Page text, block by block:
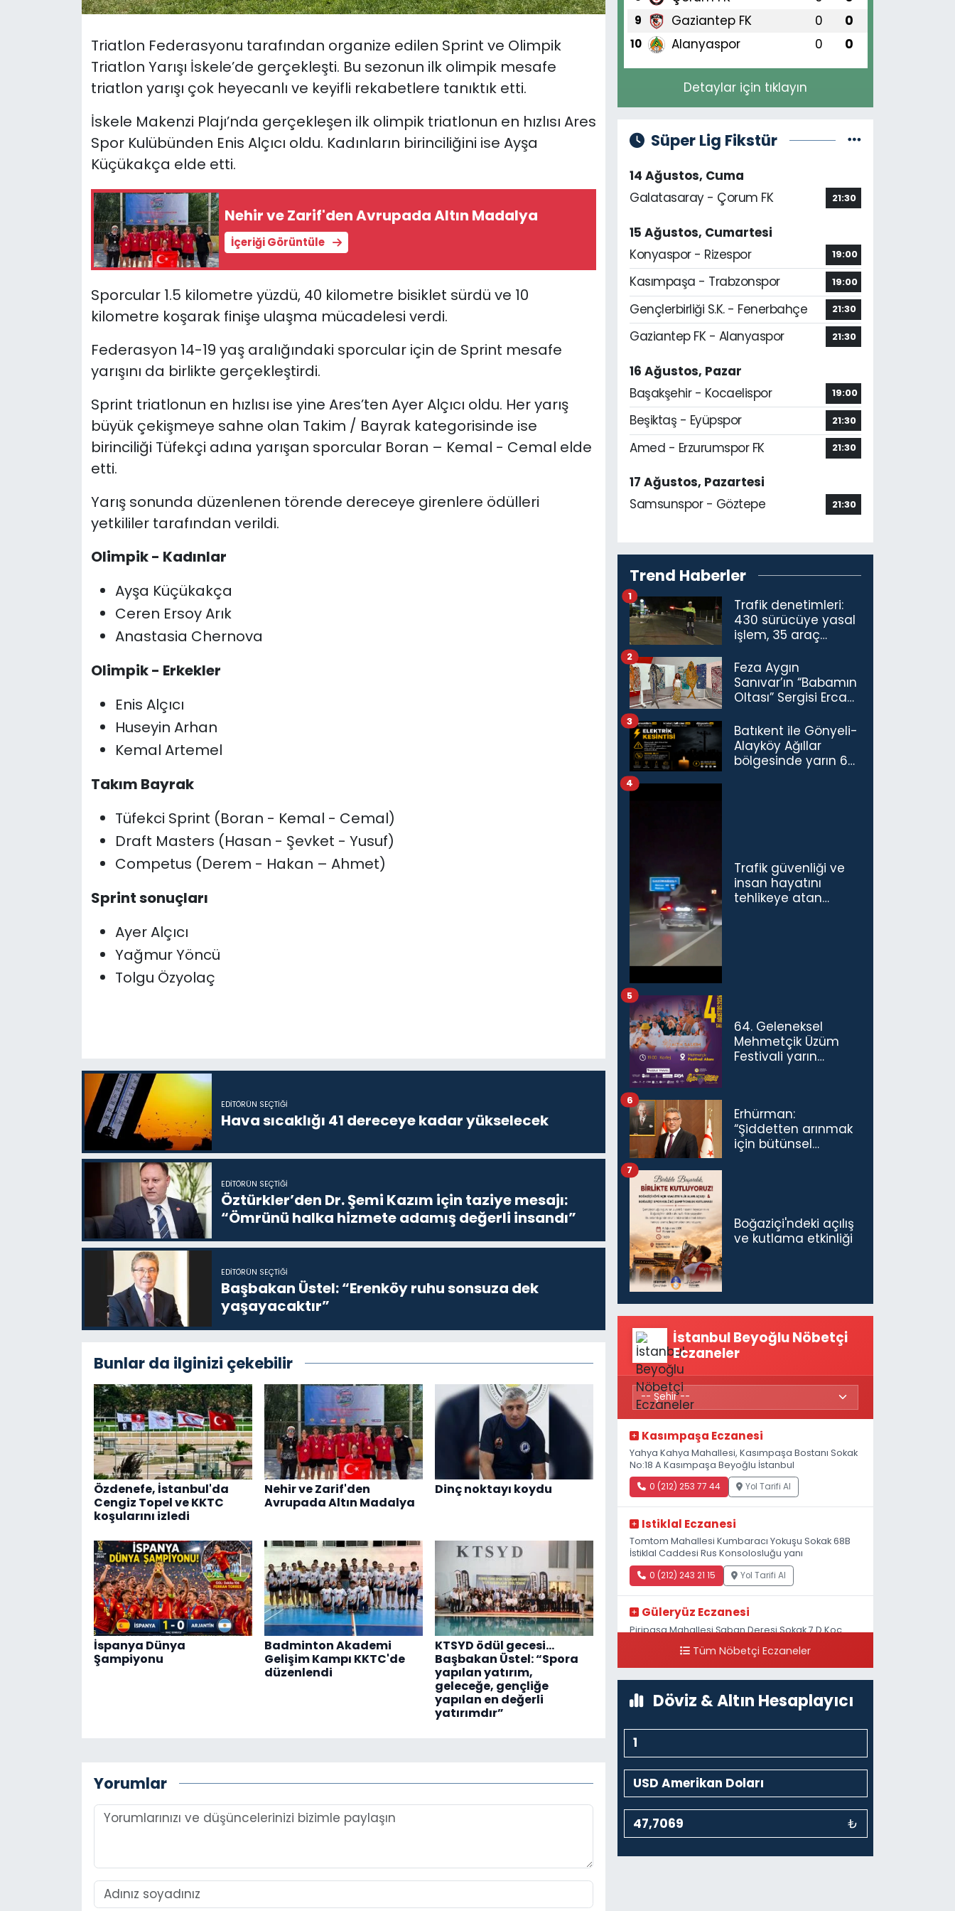
Triatlon Federasyonu tarafından organize edilen Sprint ve Olimpik
Triatlon Yarışı İskele’de gerçekleşti. Bu sezonun ilk olimpik mesafe
triatlon yarışı çok heyecanlı ve keyifli rekabetlere tanıktık etti.
İskele Makenzi Plajı’nda gerçekleşen ilk olimpik triatlonun en hızlısı Ares
Spor Kulübünden Enis Alçıcı oldu. Kadınların birinciliğini ise Ayşa
Küçükakça elde etti.
Nehir ve Zarif'den Avrupada Altın Madalya
İçeriği Görüntüle
Sporcular 1.5 kilometre yüzdü, 40 kilometre bisiklet sürdü ve 10
kilometre koşarak finişe ulaşma mücadelesi verdi.
Federasyon 14-19 yaş aralığındaki sporcular için de Sprint mesafe
yarışını da birlikte gerçekleştirdi.
Sprint triatlonun en hızlısı ise yine Ares’ten Ayer Alçıcı oldu. Her yarış
büyük çekişmeye sahne olan Takim / Bayrak kategorisinde ise
birinciliği Tüfekçi adına yarışan sporcular Boran – Kemal - Cemal elde
etti.
Yarış sonunda düzenlenen törende dereceye girenlere ödülleri
yetkililer tarafından verildi.
Olimpik - Kadınlar
Ayşa Küçükakça
Ceren Ersoy Arık
Anastasia Chernova
Olimpik - Erkekler
Enis Alçıcı
Huseyin Arhan
Kemal Artemel
Takım Bayrak
Tüfekci Sprint (Boran - Kemal - Cemal)
Draft Masters (Hasan - Şevket - Yusuf)
Competus (Derem - Hakan – Ahmet)
Sprint sonuçları
Ayer Alçıcı
Yağmur Yöncü
Tolgu Özyolaç
EDITÖRÜN SEÇTIĞI
Hava sıcaklığı 41 dereceye kadar yükselecek
EDITÖRÜN SEÇTIĞI
Öztürkler’den Dr. Şemi Kazım için taziye mesajı:
“Ömrünü halka hizmete adamış değerli insandı”
EDITÖRÜN SEÇTIĞI
Başbakan Üstel: “Erenköy ruhu sonsuza dek
yaşayacaktır”
Bunlar da ilginizi çekebilir
Özdenefe, İstanbul'da
Cengiz Topel ve KKTC
koşularını izledi
Nehir ve Zarif'den
Avrupada Altın Madalya
Dinç noktayı koydu
İspanya Dünya
Şampiyonu
Badminton Akademi
Gelişim Kampı KKTC'de
düzenlendi
KTSYD ödül gecesi...
Başbakan Üstel: “Spora
yapılan yatırım,
geleceğe, gençliğe
yapılan en değerli
yatırımdır”
Yorumlar
9 Gaziantep FK 0 0
10 Alanyaspor 0 0
Detaylar için tıklayın
Süper Lig Fikstür
14 Ağustos, Cuma
Galatasaray - Çorum FK
21:30
15 Ağustos, Cumartesi
Konyaspor - Rizespor
19:00
Kasımpaşa - Trabzonspor 19:00
Gençlerbirliği S.K. - Fenerbahçe 21:30
Gaziantep FK - Alanyaspor 21:30
16 Ağustos, Pazar
Başakşehir - Kocaelispor
19:00
Beşiktaş - Eyüpspor 21:30
Amed - Erzurumspor FK 21:30
17 Ağustos, Pazartesi
Samsunspor - Göztepe
21:30
Trend Haberler
Trafik denetimleri:
430 sürücüye yasal
işlem, 35 araç
1
Feza Aygın
Sanıvar’ın “Babamın
Oltası” Sergisi Ercan
Açıldı
2
Batıkent ile Gönyeli-
Alayköy Ağıllar
bölgesinde yarın 6
3
Trafik güvenliği ve
insan hayatını
tehlikeye atan
4
64. Geleneksel
Mehmetçik Üzüm
Festivali yarın
5
Erhürman:
“Şiddetten arınmak
için bütünsel
6
Boğaziçi'ndeki açılış
ve kutlama etkinliği
7
İstanbul Beyoğlu Nöbetçi
Eczaneler
Kasımpaşa Eczanesi
Yahya Kahya Mahallesi, Kasımpaşa Bostanı Sokak
No:18 A Kasımpaşa Beyoğlu İstanbul
0 (212) 253 77 44 Yol Tarifi Al
Istiklal Eczanesi
Tomtom Mahallesi Kumbaracı Yokuşu Sokak 68B
İstiklal Caddesi Rus Konsolosluğu yanı
0 (212) 243 21 15 Yol Tarifi Al
Güleryüz Eczanesi
Piripaşa Mahallesi Şaban Deresi Sokak 7 D Koç
Tüm Nöbetçi Eczaneler
Döviz & Altın Hesaplayıcı
₺
Video Galeri
Yazarlar